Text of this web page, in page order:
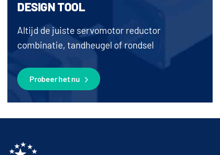
DESIGN TOOL
Altijd de juiste servomotor reductor
combinatie, tandheugel of rondsel
Probeer het nu